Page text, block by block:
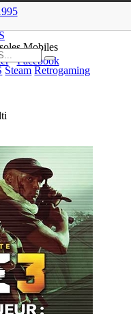
Mobiles
Steam Retrogaming
Facebook